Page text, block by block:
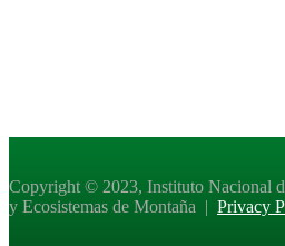
Copyright © 2023, Instituto Nacional
y Ecosistemas de Montaña | Privacy